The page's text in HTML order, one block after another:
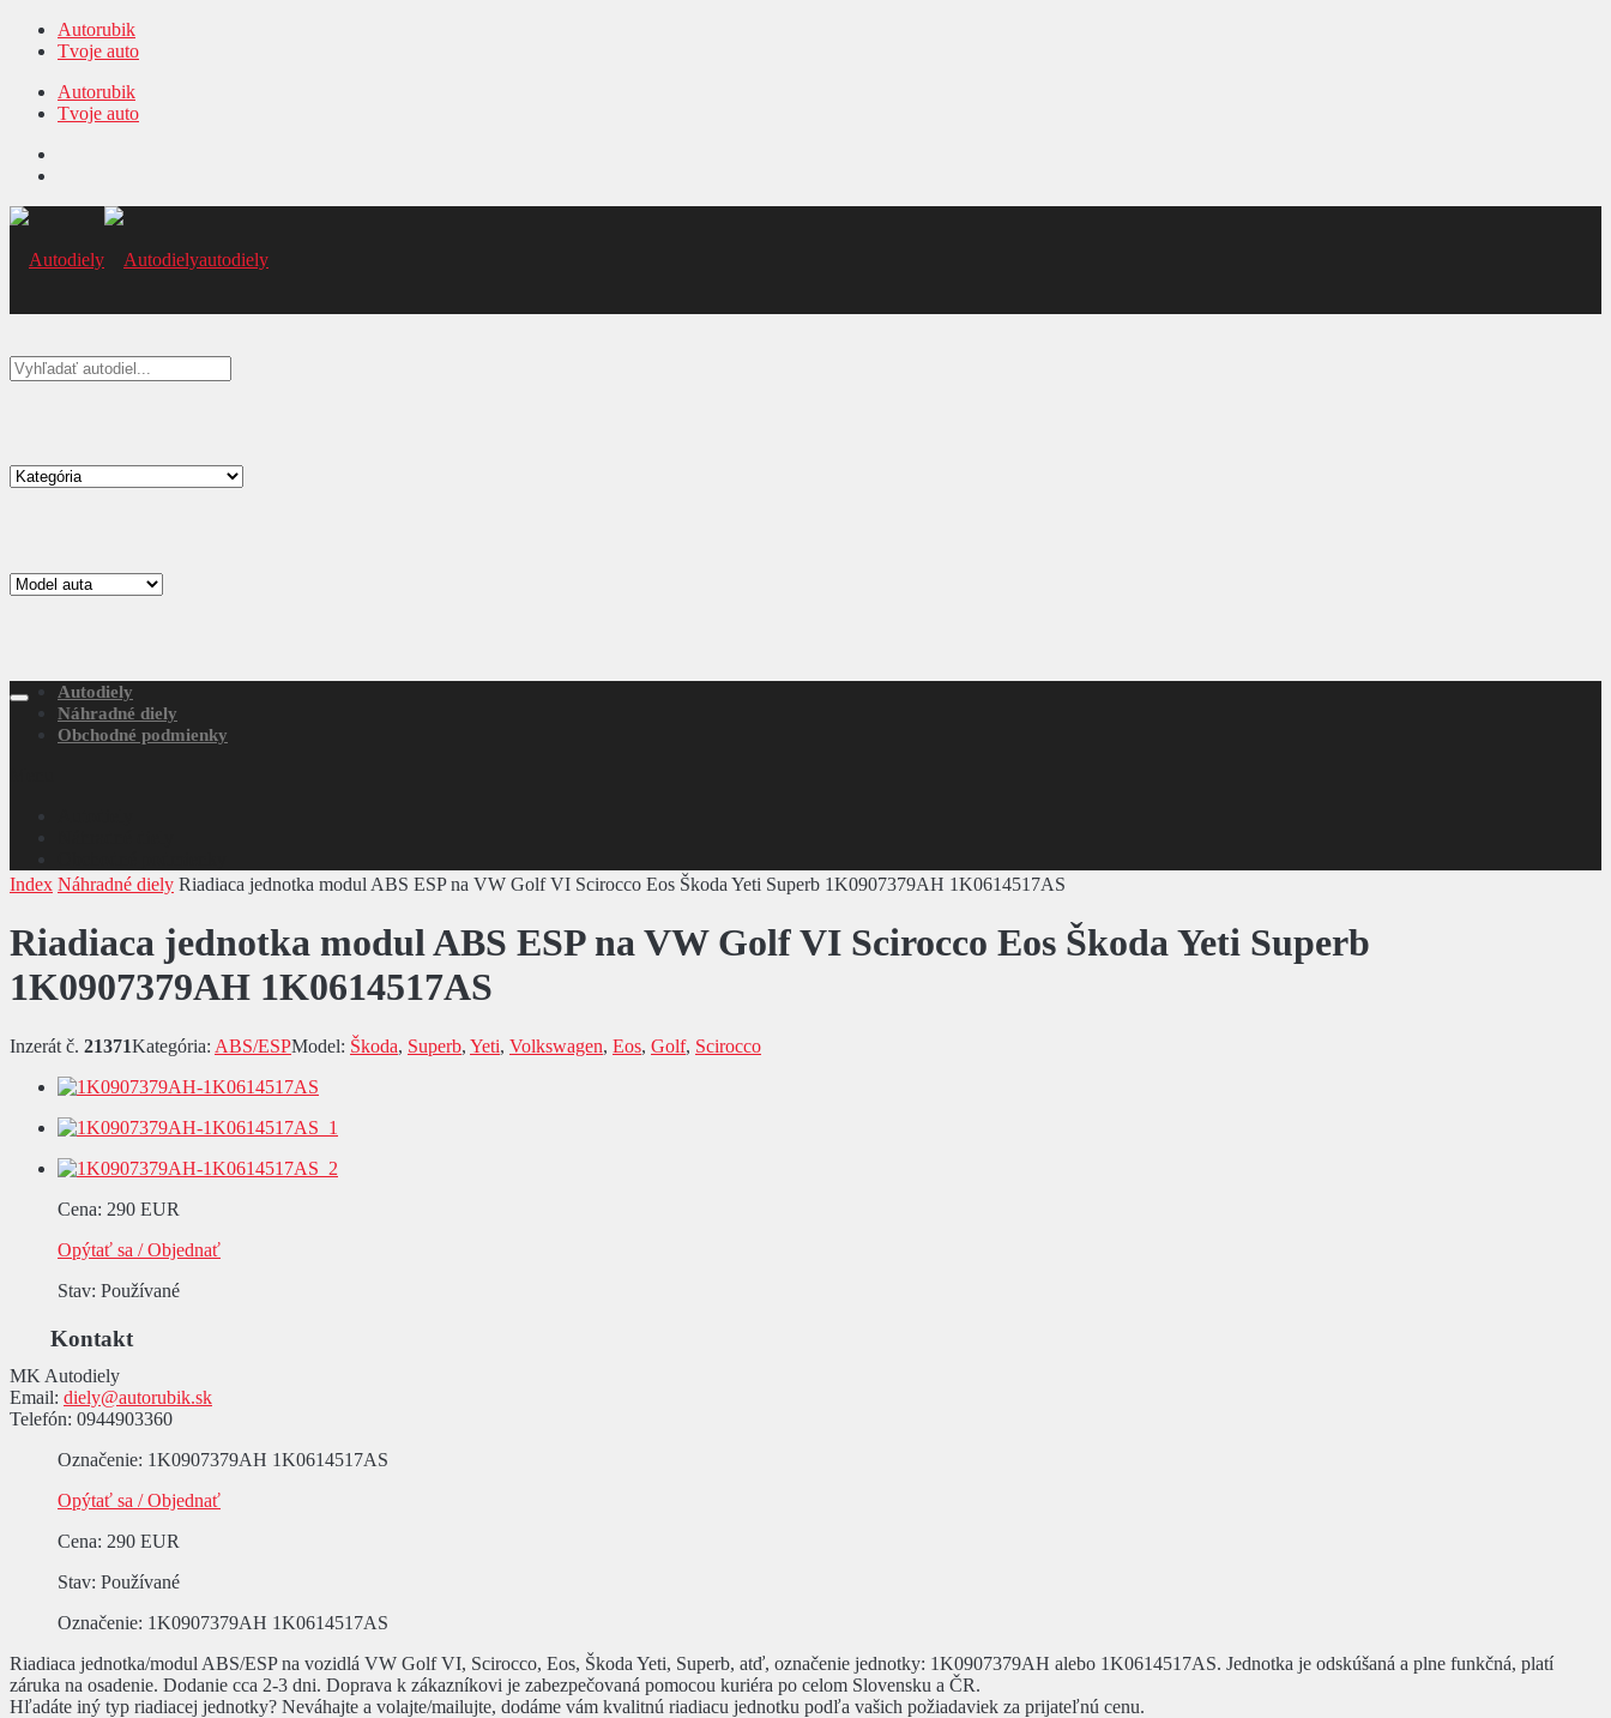
Autorubik
Tvoje auto
Autorubik
Tvoje auto
autodiely
Autodiely
Náhradné diely
Obchodné podmienky
Index Náhradné diely Riadiaca jednotka modul ABS ESP na VW Golf VI Scirocco Eos Škoda Yeti Superb 1K0907379AH 1K0614517AS
Riadiaca jednotka modul ABS ESP na VW Golf VI Scirocco Eos Škoda Yeti Superb
1K0907379AH 1K0614517AS
Inzerát č. 21371Kategória: ABS/ESPModel: Škoda, Superb, Yeti, Volkswagen, Eos, Golf, Scirocco
Cena: 290 EUR
Opýtať sa / Objednať
Stav: Používané
Kontakt
MK Autodiely
Email: diely@autorubik.sk
Telefón: 0944903360
Označenie: 1K0907379AH 1K0614517AS
Opýtať sa / Objednať
Cena: 290 EUR
Stav: Používané
Označenie: 1K0907379AH 1K0614517AS
Riadiaca jednotka/modul ABS/ESP na vozidlá VW Golf VI, Scirocco, Eos, Škoda Yeti, Superb, atď, označenie jednotky: 1K0907379AH alebo 1K0614517AS. Jednotka je odskúšaná a plne funkčná, platí
záruka na osadenie. Dodanie cca 2-3 dni. Doprava k zákazníkovi je zabezpečovaná pomocou kuriéra po celom Slovensku a ČR.
Hľadáte iný typ riadiacej jednotky? Neváhajte a volajte/mailujte, dodáme vám kvalitnú riadiacu jednotku podľa vašich požiadaviek za prijateľnú cenu.